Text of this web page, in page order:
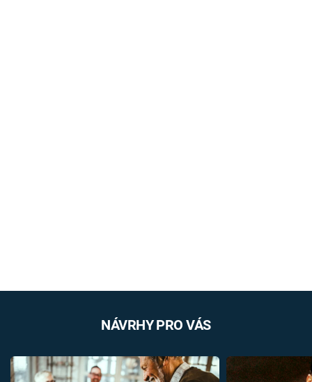
NÁVRHY PRO VÁS